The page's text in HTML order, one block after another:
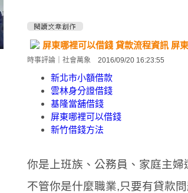
屏東哪裡可以借錢 貸款流程資訊 屏
時事評論 社會萬象 2016/09/20 16:23:55
新北市小額借款
雲林身分證借錢
基隆當舖借錢
屏東哪裡可以借錢
新竹借錢方法
你是上班族、公務員、家庭主婦
不管你是什麼職業,只要有貸款